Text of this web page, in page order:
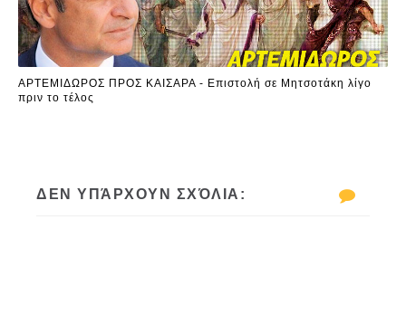
ΑΡΤΕΜΙΔΩΡΟΣ ΠΡΟΣ ΚΑΙΣΑΡΑ - Επιστολή σε Μητσοτάκη λίγο
πριν το τέλος
ΔΕΝ ΥΠΆΡΧΟΥΝ ΣΧΌΛΙΑ: